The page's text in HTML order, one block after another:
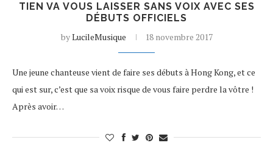
TIEN VA VOUS LAISSER SANS VOIX AVEC SES
DÉBUTS OFFICIELS
byLucileMusique 18 novembre 2017
Une jeune chanteuse vient de faire ses débuts à Hong Kong, et ce
qui est sur, c’est que sa voix risque de vous faire perdre la vôtre !
Après avoir…